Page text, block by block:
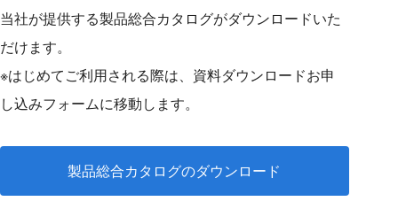
当社が提供する製品総合カタログがダウンロードいた
だけます。
※はじめてご利用される際は、資料ダウンロードお申
し込みフォームに移動します。
製品総合カタログのダウンロード